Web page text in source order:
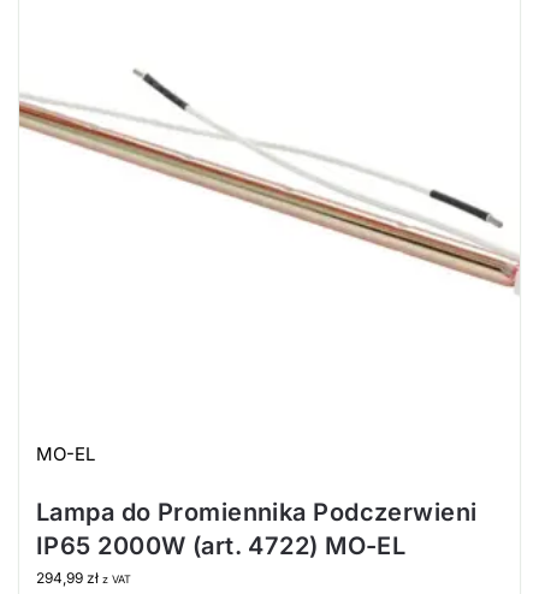
MO-EL
Lampa do Promiennika Podczerwieni
IP65 2000W (art. 4722) MO-EL
294,99 zł z VAT